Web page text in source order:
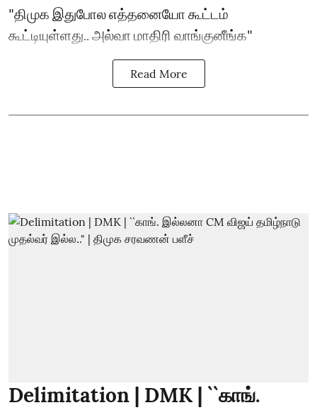
"திமுக இதுபோல எத்தனையோ கூட்டம்
கூட்டியுள்ளது.. அல்வா மாதிரி வாங்குனீங்க"
Read More
Delimitation | DMK | ``காங்.